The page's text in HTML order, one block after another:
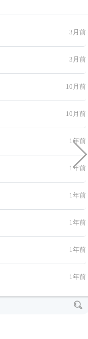
3月前
3月前
10月前
10月前
1年前
1年前
1年前
1年前
1年前
1年前